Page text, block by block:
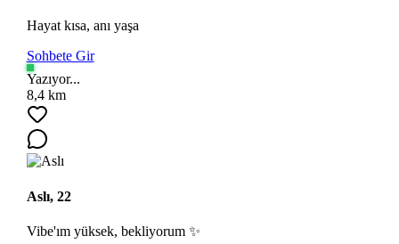
Hayat kısa, anı yaşa
Sohbete Gir
Yazıyor...
8,4 km
Aslı, 22
Vibe'ım yüksek, bekliyorum ✨